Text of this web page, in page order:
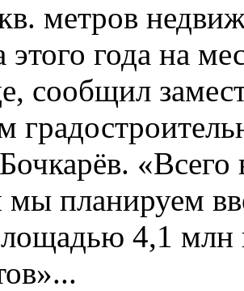
метров
этого года на
сообщил
«Всего
планируем
4,1 млн